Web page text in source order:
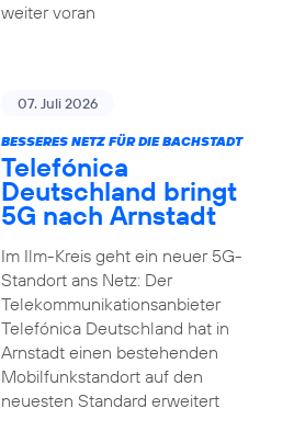
weiter voran
07. Juli 2026
BESSERES NETZ FÜR DIE BACHSTADT
Telefónica
Deutschland bringt
5G nach Arnstadt
Im Ilm-Kreis geht ein neuer 5G-
Standort ans Netz: Der
Telekommunikationsanbieter
Telefónica Deutschland hat in
Arnstadt einen bestehenden
Mobilfunkstandort auf den
neuesten Standard erweitert